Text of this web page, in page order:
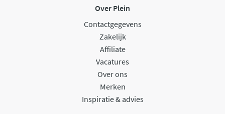
Over Plein
Contactgegevens
Zakelijk
Affiliate
Vacatures
Over ons
Merken
Inspiratie & advies